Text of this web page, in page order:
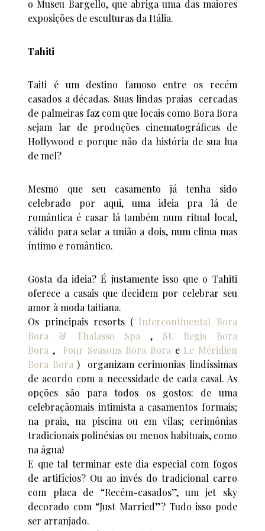
o Museu Bargello, que abriga uma das maiores
exposições de esculturas da Itália.
Tahiti
Taiti é um destino famoso entre os recém
casados a décadas. Suas lindas praias cercadas
de palmeiras faz com que locais como Bora Bora
sejam lar de produções cinematográficas de
Hollywood e porque não da história de sua lua
de mel?
Mesmo que seu casamento já tenha sido
celebrado por aqui, uma ideia pra lá de
romântica é casar lá também num ritual local,
válido para selar a união a dois, num clima mas
íntimo e romântico.
Gosta da ideia? É justamente isso que o Tahiti
oferece a casais que decidem por celebrar seu
amor à moda taitiana.
Os principais resorts ( Intercontinental Bora
Bora & Thalasso Spa , St. Regis Bora
Bora , Four Seasons Bora Bora e Le Méridien
Bora Bora ) organizam cerimonias lindíssimas
de acordo com a necessidade de cada casal. As
opções são para todos os gostos: de uma
celebraçãomais intimista a casamentos formais;
na praia, na piscina ou em vilas; cerimônias
tradicionais polinésias ou menos habituais, como
na água!
E que tal terminar este dia especial com fogos
de artifícios? Ou ao invés do tradicional carro
com placa de “Recém-casados”, um jet sky
decorado com “Just Married”? Tudo isso pode
ser arranjado.